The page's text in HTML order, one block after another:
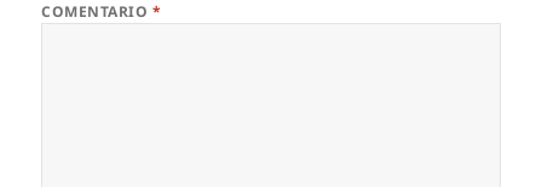
COMENTARIO *